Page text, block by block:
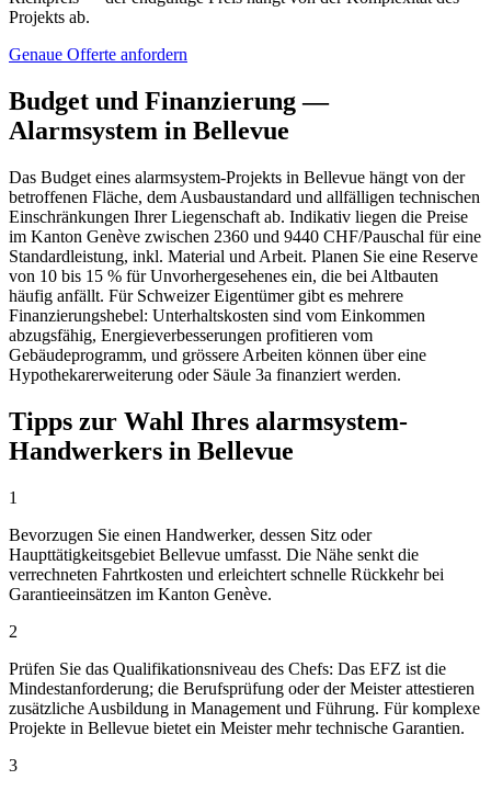
Projekts ab.
Genaue Offerte anfordern
Budget und Finanzierung —
Alarmsystem in Bellevue
Das Budget eines alarmsystem-Projekts in Bellevue hängt von der
betroffenen Fläche, dem Ausbaustandard und allfälligen technischen
Einschränkungen Ihrer Liegenschaft ab. Indikativ liegen die Preise
im Kanton Genève zwischen 2360 und 9440 CHF/Pauschal für eine
Standardleistung, inkl. Material und Arbeit. Planen Sie eine Reserve
von 10 bis 15 % für Unvorhergesehenes ein, die bei Altbauten
häufig anfällt. Für Schweizer Eigentümer gibt es mehrere
Finanzierungshebel: Unterhaltskosten sind vom Einkommen
abzugsfähig, Energieverbesserungen profitieren vom
Gebäudeprogramm, und grössere Arbeiten können über eine
Hypothekarerweiterung oder Säule 3a finanziert werden.
Tipps zur Wahl Ihres alarmsystem-
Handwerkers in Bellevue
1
Bevorzugen Sie einen Handwerker, dessen Sitz oder
Haupttätigkeitsgebiet Bellevue umfasst. Die Nähe senkt die
verrechneten Fahrtkosten und erleichtert schnelle Rückkehr bei
Garantieeinsätzen im Kanton Genève.
2
Prüfen Sie das Qualifikationsniveau des Chefs: Das EFZ ist die
Mindestanforderung; die Berufsprüfung oder der Meister attestieren
zusätzliche Ausbildung in Management und Führung. Für komplexe
Projekte in Bellevue bietet ein Meister mehr technische Garantien.
3